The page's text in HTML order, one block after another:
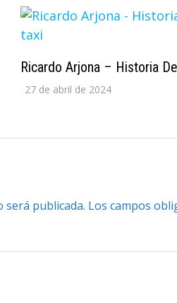
Ricardo Arjona – Historia
27 de abril de 2024
será publicada. Los campos